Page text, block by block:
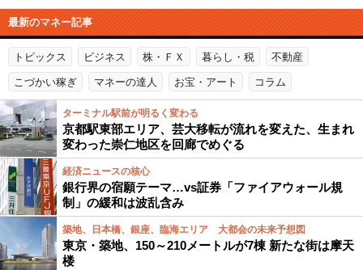
最新のマネー記事
トピックス ビジネス 株・ＦＸ 暮らし・税 不動産
こづかい稼ぎ マネーの達人 お宝・アート コラム
ターミナル駅前が明るく変わる
京都駅東部エリア、芸大移転が流れを変えた、生まれ
変わった崇仁地区を回廊でめぐる
経済ニュースの核心
銀行界の宿願テーマ…vs証券「ファイアウォール規
制」の緩和は波乱含み
築地、日本橋、銀座、臨海エリア 大都会の未来予想図
東京・築地、150～210メートルが7棟 新たな街は摩天
楼